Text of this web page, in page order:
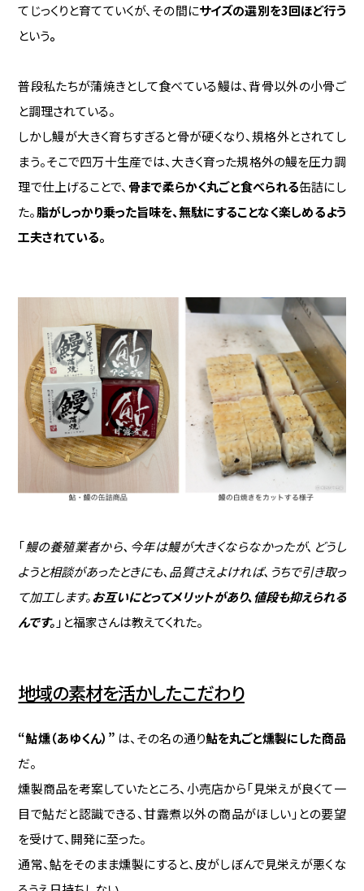
てじっくりと育てていくが、その間にサイズの選別を3回ほど行う
という。
普段私たちが蒲焼きとして食べている鰻は、背骨以外の小骨ご
と調理されている。
しかし鰻が大きく育ちすぎると骨が硬くなり、規格外とされてし
まう。そこで四万十生産では、大きく育った規格外の鰻を圧力調
理で仕上げることで、 骨まで柔らかく丸ごと食べられる缶詰にし
た。脂がしっかり乗った旨味を、無駄にすることなく楽しめるよう
工夫されている。
「鰻の養殖業者から、今年は鰻が大きくならなかったが、どうし
ようと相談があったときにも、品質さえよければ、うちで引き取っ
て加工します。お互いにとってメリットがあり、値段も抑えられる
んです。 」と福家さんは教えてくれた。
地域の素材を活かしたこだわり
“鮎燻（あゆくん）” は、その名の通り鮎を丸ごと燻製にした商品
だ。
燻製商品を考案していたところ、小売店から「見栄えが良くて一
目で鮎だと認識できる、甘露煮以外の商品がほしい」との要望
を受けて、開発に至った。
通常、鮎をそのまま燻製にすると、皮がしぼんで見栄えが悪くな